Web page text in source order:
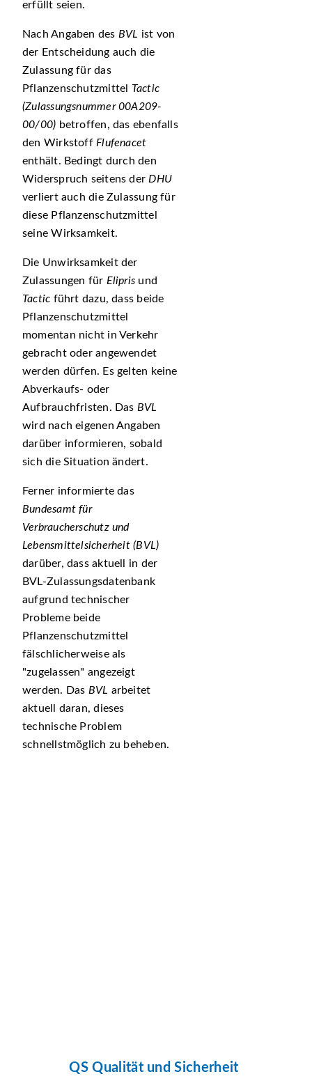
erfüllt seien.
Nach Angaben des BVL ist von
der Entscheidung auch die
Zulassung für das
Pflanzenschutzmittel Tactic
(Zulassungsnummer 00A209-
00/00) betroffen, das ebenfalls
den Wirkstoff Flufenacet
enthält. Bedingt durch den
Widerspruch seitens der DHU
verliert auch die Zulassung für
diese Pflanzenschutzmittel
seine Wirksamkeit.
Die Unwirksamkeit der
Zulassungen für Elipris und
Tactic führt dazu, dass beide
Pflanzenschutzmittel
momentan nicht in Verkehr
gebracht oder angewendet
werden dürfen. Es gelten keine
Abverkaufs- oder
Aufbrauchfristen. Das BVL
wird nach eigenen Angaben
darüber informieren, sobald
sich die Situation ändert.
Ferner informierte das
Bundesamt für
Verbraucherschutz und
Lebensmittelsicherheit (BVL)
darüber, dass aktuell in der
BVL-Zulassungsdatenbank
aufgrund technischer
Probleme beide
Pflanzenschutzmittel
fälschlicherweise als
zugelassen
angezeigt
werden. Das BVL arbeitet
aktuell daran, dieses
technische Problem
schnellstmöglich zu beheben.
QS Qualität und Sicherheit